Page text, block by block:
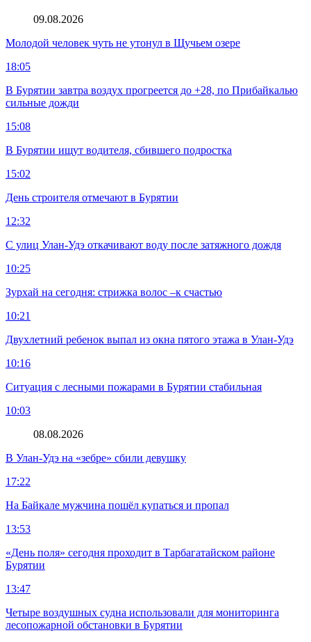
09.08.2026
Молодой человек чуть не утонул в Щучьем озере
18:05
В Бурятии завтра воздух прогреется до +28, по Прибайкалью
сильные дожди
15:08
В Бурятии ищут водителя, сбившего подростка
15:02
День строителя отмечают в Бурятии
12:32
С улиц Улан-Удэ откачивают воду после затяжного дождя
10:25
Зурхай на сегодня: стрижка волос –к счастью
10:21
Двухлетний ребенок выпал из окна пятого этажа в Улан-Удэ
10:16
Ситуация с лесными пожарами в Бурятии стабильная
10:03
08.08.2026
В Улан-Удэ на «зебре» сбили девушку
17:22
На Байкале мужчина пошёл купаться и пропал
13:53
«День поля» сегодня проходит в Тарбагатайском районе
Бурятии
13:47
Четыре воздушных судна использовали для мониторинга
лесопожарной обстановки в Бурятии